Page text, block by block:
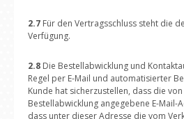
2.7 Für den Vertragsschluss steht die
Verfügung.
2.8 Die Bestellabwicklung und
Regel per E-Mail und automatisierter
Kunde hat sicherzustellen, dass die
Bestellabwicklung angegebene E-Mail-
dass unter dieser Adresse die vom